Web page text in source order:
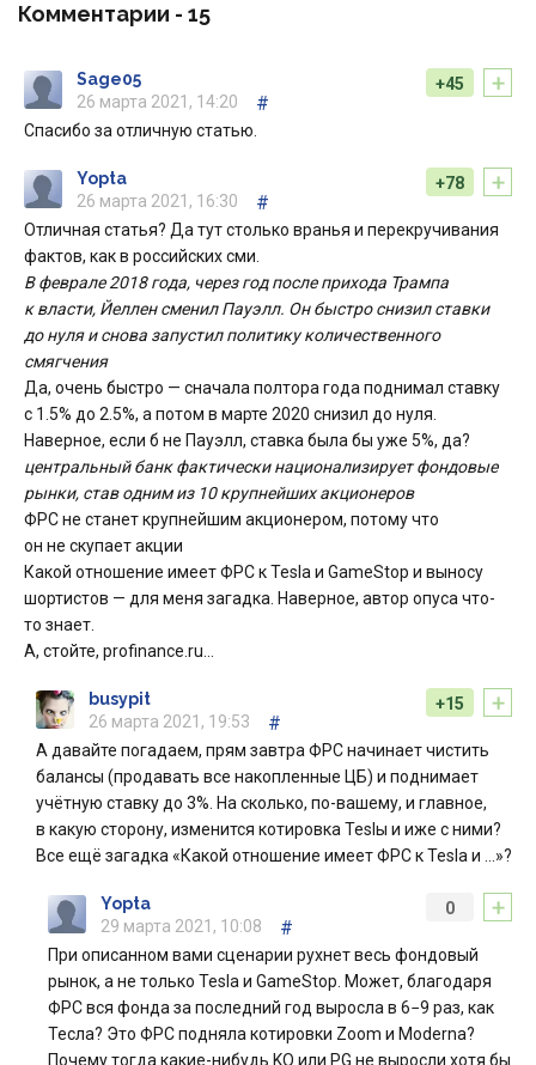
Комментарии - 15
+
+45
Sage05
26 марта 2021, 14:20
#
Спасибо за отличную статью.
+
+78
Yopta
26 марта 2021, 16:30
#
Отличная статья? Да тут столько вранья и перекручивания
фактов, как в российских сми.
В феврале 2018 года, через год после прихода Трампа
к власти, Йеллен сменил Пауэлл. Он быстро снизил ставки
до нуля и снова запустил политику количественного
смягчения
Да, очень быстро — сначала полтора года поднимал ставку
с 1.5% до 2.5%, а потом в марте 2020 снизил до нуля.
Наверное, если б не Пауэлл, ставка была бы уже 5%, да?
центральный банк фактически национализирует фондовые
рынки, став одним из 10 крупнейших акционеров
ФРС не станет крупнейшим акционером, потому что
он не скупает акции
Какой отношение имеет ФРС к Tesla и GameStop и выносу
шортистов — для меня загадка. Наверное, автор опуса что-
то знает.
А, стойте, profinance.ru…
+
+15
busypit
26 марта 2021, 19:53
#
А давайте погадаем, прям завтра ФРС начинает чистить
балансы (продавать все накопленные ЦБ) и поднимает
учётную ставку до 3%. На сколько, по-вашему, и главное,
в какую сторону, изменится котировка Teslы и иже с ними?
Все ещё загадка «Какой отношение имеет ФРС к Tesla и …»?
+
0
Yopta
29 марта 2021, 10:08
#
При описанном вами сценарии рухнет весь фондовый
рынок, а не только Tesla и GameStop. Может, благодаря
ФРС вся фонда за последний год выросла в 6−9 раз, как
Тесла? Это ФРС подняла котировки Zoom и Moderna?
Почему тогда какие-нибудь KO или PG не выросли хотя бы